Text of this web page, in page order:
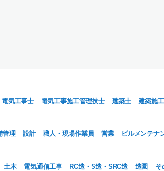
電気工事士 電気工事施工管理技士 建築士 建築施
管理 設計 職人・現場作業員 営業 ビルメンテナ
土木 電気通信工事 RC造・S造・SRC造 造園 そ